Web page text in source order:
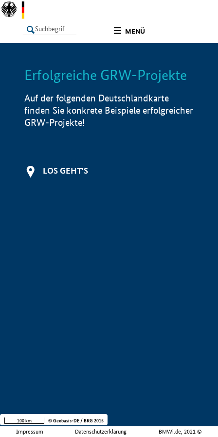
MENÜ
LISTE Info
Erfolgreiche GRW-Projekte
Auf der folgenden Deutschlandkarte
finden Sie konkrete Beispiele erfolgreicher
GRW-Projekte!
LOS GEHT'S
Impressum Datenschutzerklärung BMWi.de, 2021 ©
100 km © Geobasis-DE / BKG 2015